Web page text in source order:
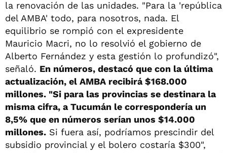
la renovación de las unidades. "Para la 'república
del AMBA' todo, para nosotros, nada. El
equilibrio se rompió con el expresidente
Mauricio Macri, no lo resolvió el gobierno de
Alberto Fernández y esta gestión lo profundizó",
señaló. En números, destacó que con la última
actualización, el AMBA recibirá $168.000
millones. "Si para las provincias se destinara la
misma cifra, a Tucumán le correspondería un
8,5% que en números serían unos $14.000
millones. Si fuera así, podríamos prescindir del
subsidio provincial y el bolero costaría $300",